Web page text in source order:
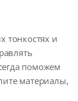
тонкостях и
поможем
материалы,